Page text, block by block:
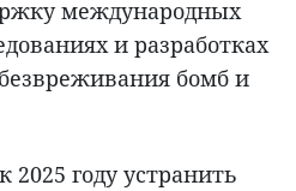
международных
и разработках
бомб и
2025 году устранить